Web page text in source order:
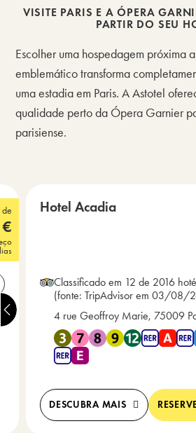
VISITE PARIS E A ÓPERA
PARTIR DO SEU
Escolher uma hospedagem próxima
emblemático transforma
uma estadia em Paris. A Astotel
qualidade perto da Ópera Garnier
parisiense.
€
9 , Metrô 14 , RER A , RER B , RER D ,
contactos
nos: +33(0) 1 44 58 94 94
Hotel Acadia
Classificado em 12 de 2016
(fonte: TripAdvisor em 03/08/
4 rue Geoffroy Marie, 75009
Perto de Metrô 3 , Metrô 7 ,
DESCUBRA MAIS